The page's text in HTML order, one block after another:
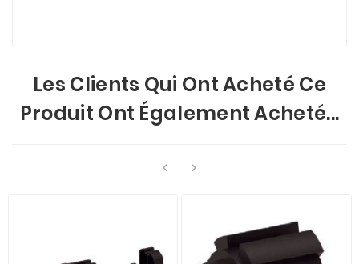
Les Clients Qui Ont Acheté Ce
Produit Ont Également Acheté...
 